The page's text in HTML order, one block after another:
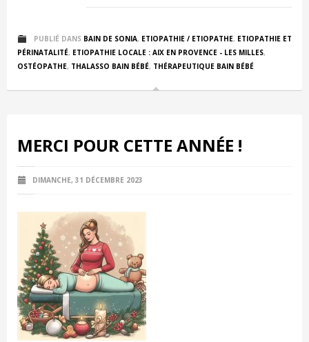
PUBLIÉ DANS BAIN DE SONIA, ETIOPATHIE / ETIOPATHE, ETIOPATHIE ET
PÉRINATALITÉ, ETIOPATHIE LOCALE : AIX EN PROVENCE - LES MILLES,
OSTÉOPATHE, THALASSO BAIN BÉBÉ, THÉRAPEUTIQUE BAIN BÉBÉ
MERCI POUR CETTE ANNÉE !
DIMANCHE, 31 DÉCEMBRE 2023